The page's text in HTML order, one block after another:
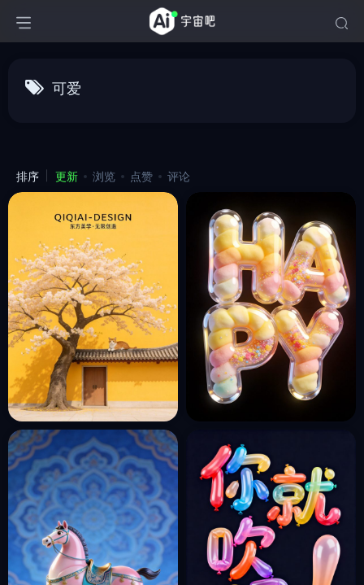
可爱
排序 更新 浏览 点赞 评论
黄色治愈系唯美大树繁花屋檐
可爱猫咪插画海报-即梦ai关键
词描述咒语
收藏
4个月前 5
3D立体彩色可爱卡通圆形透明
泡泡英文海报字体设计素材-即
梦ai关键词描述咒语
收藏
4个月前 5